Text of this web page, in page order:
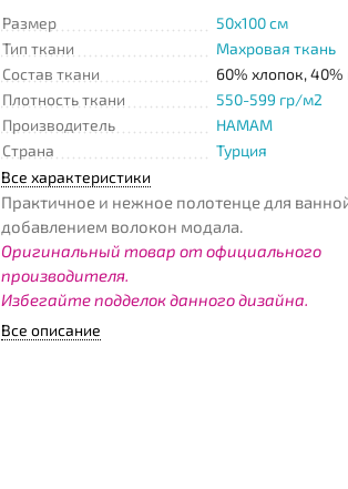
Размер
50x100 см
Тип ткани
Махровая ткань
Состав ткани
60% хлопок,
Плотность ткани
550-599 гр/м2
Производитель
HAMAM
Страна
Турция
Все характеристики
Практичное и нежное полотенце для
добавлением волокон модала.
Оригинальный товар от официального
производителя.
Избегайте подделок данного дизайна.
Все описание